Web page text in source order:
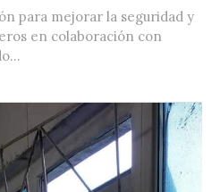
para mejorar la seguridad y
en colaboración con